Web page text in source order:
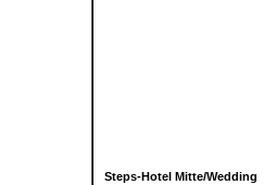
Steps-Hotel Mitte/Wedding